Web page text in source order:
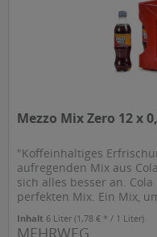
Mezzo Mix Zero 12 x
"Koffeinhaltiges
aufregenden Mix aus
sich alles besser an.
perfekten Mix. Ein Mix,
Inhalt 6 Liter(1,78 € * / 1 Liter)
MEHRWEG